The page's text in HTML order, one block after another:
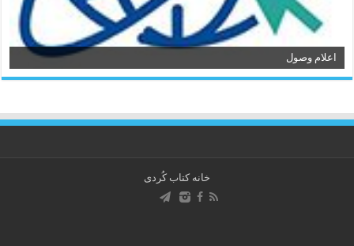
اعلام وصول
خانه کتاب كُردی